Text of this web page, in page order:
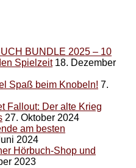
BUNDLE 2025 – 10
Spielzeit 18. Dezember
Spaß beim Knobeln! 7.
Fallout: Der alte Krieg
27. Oktober 2024
am besten
2024
Hörbuch-Shop und
2023